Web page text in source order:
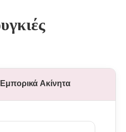
Εμπορικά Ακίνητα